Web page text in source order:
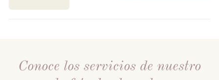
Conoce los servicios de nuestro